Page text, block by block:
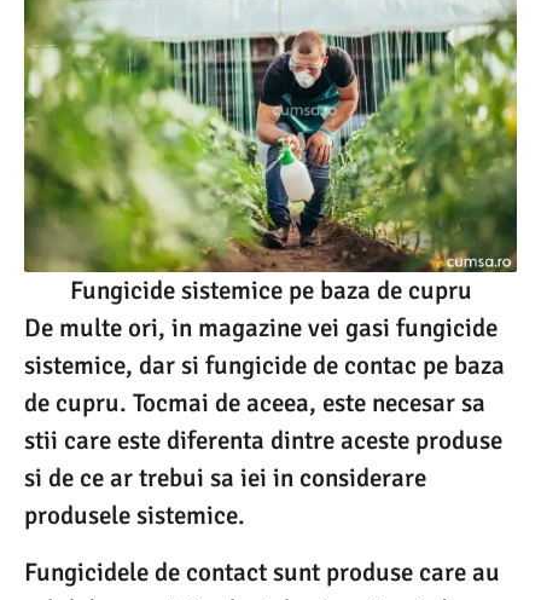
Fungicide sistemice pe baza de cupru
De multe ori, in magazine vei gasi fungicide
sistemice, dar si fungicide de contac pe baza
de cupru. Tocmai de aceea, este necesar sa
stii care este diferenta dintre aceste produse
si de ce ar trebui sa iei in considerare
produsele sistemice.
Fungicidele de contact sunt produse care au